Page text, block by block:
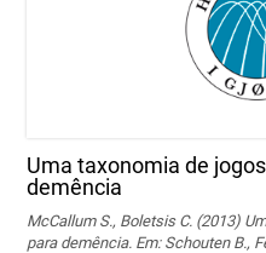
Uma taxonomia de
demência
McCallum S., Boletsis C. (2013)
para demência. Em: Schouten B.,